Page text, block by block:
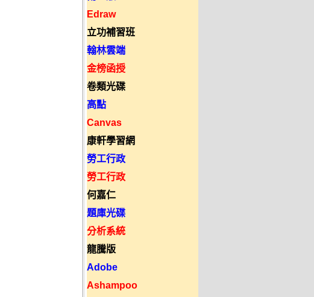
Edraw
立功補習班
翰林雲端
金榜函授
卷類光碟
高點
Canvas
康軒學習網
勞工行政
勞工行政
何嘉仁
題庫光碟
分析系統
龍騰版
Adobe
Ashampoo